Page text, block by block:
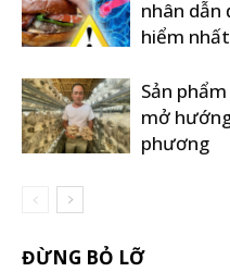
nhân dẫn
hiểm nhất
Sản
mở
phương
ĐỪNG BỎ LỠ